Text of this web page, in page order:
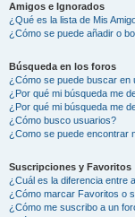
Amigos e Ignorados
¿Qué es la lista de Mis
¿Cómo se puede añadir o
Búsqueda en los foros
¿Cómo se puede buscar en
¿Por qué mi búsqueda me
¿Por qué mi búsqueda me
¿Cómo busco usuarios?
¿Como se puede encontrar
Suscripciones y Favoritos
¿Cuál es la diferencia entre
¿Cómo marcar Favoritos o
¿Cómo me suscribo a un